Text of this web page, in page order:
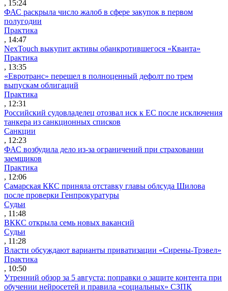
, 15:24
ФАС раскрыла число жалоб в сфере закупок в первом
полугодии
Практика
, 14:47
NexTouch выкупит активы обанкротившегося «Кванта»
Практика
, 13:35
«Евротранс» перешел в полноценный дефолт по трем
выпускам облигаций
Практика
, 12:31
Российский судовладелец отозвал иск к ЕС после исключения
танкера из санкционных списков
Санкции
, 12:23
ФАС возбудила дело из-за ограничений при страховании
заемщиков
Практика
, 12:06
Самарская ККС приняла отставку главы облсуда Шилова
после проверки Генпрокуратуры
Судьи
, 11:48
ВККС открыла семь новых вакансий
Судьи
, 11:28
Власти обсуждают варианты приватизации «Сирены-Трэвел»
Практика
, 10:50
Утренний обзор за 5 августа: поправки о защите контента при
обучении нейросетей и правила «социальных» СЗПК